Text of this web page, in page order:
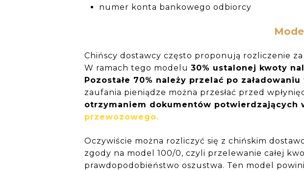
numer konta bankowego odbiorcy
Chińscy dostawcy często proponują rozliczenie
W ramach tego modelu30% ustalonej kwoty
Pozostałe 70% należy przelać po
zaufania pieniądze można przesłać przed
otrzymaniem dokumentów potwierdzających
przewozowego.
Oczywiście można rozliczyć się z chińskim
zgody na model 100/0, czyli przelewanie całej
prawdopodobieństwo oszustwa. Ten model